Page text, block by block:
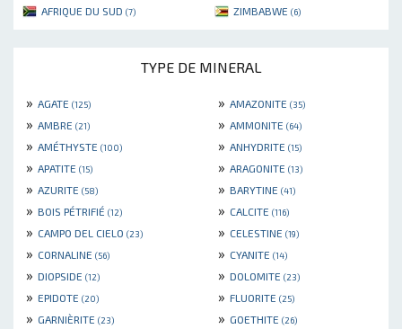
AFRIQUE DU SUD (7) ZIMBABWE (6)
TYPE DE MINERAL
» AGATE (125) » AMAZONITE (35)
» AMBRE (21) » AMMONITE (64)
» AMÉTHYSTE (100) » ANHYDRITE (15)
» APATITE (15) » ARAGONITE (13)
» AZURITE (58) » BARYTINE (41)
» BOIS PÉTRIFIÉ (12) » CALCITE (116)
» CAMPO DEL CIELO (23) » CELESTINE (19)
» CORNALINE (56) » CYANITE (14)
» DIOPSIDE (12) » DOLOMITE (23)
» EPIDOTE (20) » FLUORITE (25)
» GARNIÈRITE (23) » GOETHITE (26)